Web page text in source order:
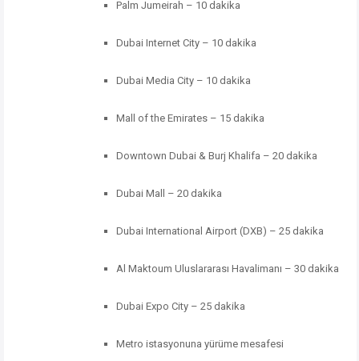
Palm Jumeirah – 10 dakika
Dubai Internet City – 10 dakika
Dubai Media City – 10 dakika
Mall ofthe Emirates – 15 dakika
Downtown Dubai & Burj Khalifa – 20 dakika
Dubai Mall – 20 dakika
Dubai International Airport (DXB) – 25 dakika
Al Maktoum Uluslararası Havalimanı – 30 dakika
Dubai Expo City – 25 dakika
Metro istasyonuna yürüme mesafesi